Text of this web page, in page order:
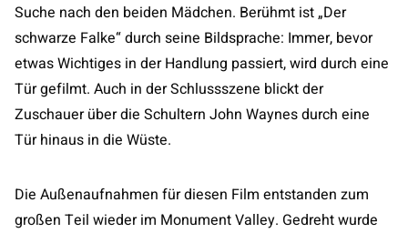
Suche nach den beiden Mädchen. Berühmt ist „Der
schwarze Falke“ durch seine Bildsprache: Immer, bevor
etwas Wichtiges in der Handlung passiert, wird durch eine
Tür gefilmt. Auch in der Schlussszene blickt der
Zuschauer über die Schultern John Waynes durch eine
Tür hinaus in die Wüste.
Die Außenaufnahmen für diesen Film entstanden zum
großen Teil wieder im Monument Valley. Gedreht wurde